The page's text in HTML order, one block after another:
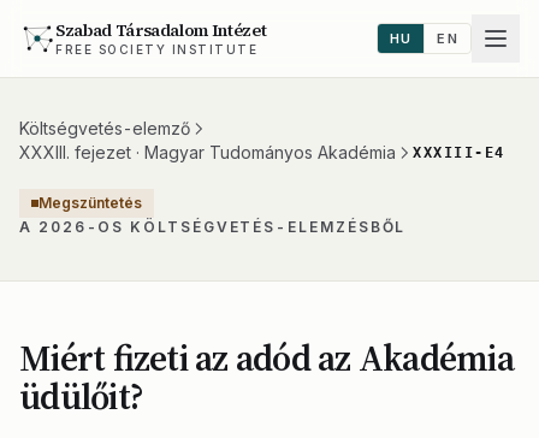
Szabad Társadalom Intézet
FREE SOCIETY INSTITUTE
HU EN
Költségvetés-elemző
XXXIII. fejezet · Magyar Tudományos Akadémia
XXXIII-E4
Megszüntetés
A 2026-OS KÖLTSÉGVETÉS-ELEMZÉSBŐL
Miért fizeti az adód az Akadémia
üdülőit?